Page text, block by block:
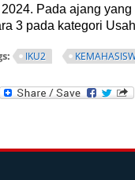
Pada ajang
3 pada kategori
IKU2